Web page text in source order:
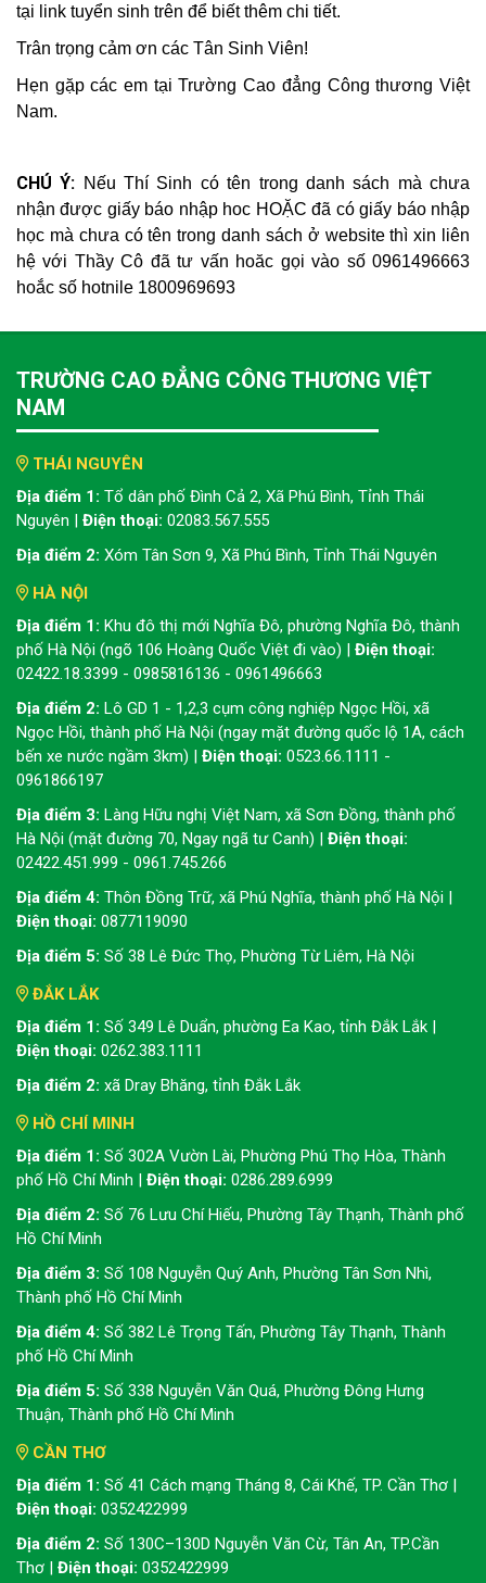
tại link tuyển sinh trên để biết thêm chi tiết.
Trân trọng cảm ơn các Tân Sinh Viên!
Hẹn gặp các em tại Trường Cao đẳng Công thương Việt
Nam.
CHÚ Ý: Nếu Thí Sinh có tên trong danh sách mà chưa
nhận được giấy báo nhập hoc HOẶC đã có giấy báo nhập
học mà chưa có tên trong danh sách ở website thì xin liên
hệ với Thầy Cô đã tư vấn hoăc gọi vào số 0961496663
hoắc số hotnile 1800969693
TRƯỜNG CAO ĐẲNG CÔNG THƯƠNG VIỆT
NAM
THÁI NGUYÊN
Địa điểm 1: Tổ dân phố Đình Cả 2, Xã Phú Bình, Tỉnh Thái
Nguyên | Điện thoại: 02083.567.555
Địa điểm 2: Xóm Tân Sơn 9, Xã Phú Bình, Tỉnh Thái Nguyên
HÀ NỘI
Địa điểm 1: Khu đô thị mới Nghĩa Đô, phường Nghĩa Đô, thành
phố Hà Nội (ngõ 106 Hoàng Quốc Việt đi vào) | Điện thoại:
02422.18.3399 - 0985816136 - 0961496663
Địa điểm 2: Lô GD 1 - 1,2,3 cụm công nghiệp Ngọc Hồi, xã
Ngọc Hồi, thành phố Hà Nội (ngay mặt đường quốc lộ 1A, cách
bến xe nước ngầm 3km) | Điện thoại: 0523.66.1111 -
0961866197
Địa điểm 3: Làng Hữu nghị Việt Nam, xã Sơn Đồng, thành phố
Hà Nội (mặt đường 70, Ngay ngã tư Canh) | Điện thoại:
02422.451.999 - 0961.745.266
Địa điểm 4: Thôn Đồng Trữ, xã Phú Nghĩa, thành phố Hà Nội |
Điện thoại: 0877119090
Địa điểm 5: Số 38 Lê Đức Thọ, Phường Từ Liêm, Hà Nội
ĐẮK LẮK
Địa điểm 1: Số 349 Lê Duẩn, phường Ea Kao, tỉnh Đắk Lắk |
Điện thoại: 0262.383.1111
Địa điểm 2: xã Dray Bhăng, tỉnh Đắk Lắk
HỒ CHÍ MINH
Địa điểm 1: Số 302A Vườn Lài, Phường Phú Thọ Hòa, Thành
phố Hồ Chí Minh | Điện thoại: 0286.289.6999
Địa điểm 2: Số 76 Lưu Chí Hiếu, Phường Tây Thạnh, Thành phố
Hồ Chí Minh
Địa điểm 3: Số 108 Nguyễn Quý Anh, Phường Tân Sơn Nhì,
Thành phố Hồ Chí Minh
Địa điểm 4: Số 382 Lê Trọng Tấn, Phường Tây Thạnh, Thành
phố Hồ Chí Minh
Địa điểm 5: Số 338 Nguyễn Văn Quá, Phường Đông Hưng
Thuận, Thành phố Hồ Chí Minh
CẦN THƠ
Địa điểm 1: Số 41 Cách mạng Tháng 8, Cái Khế, TP. Cần Thơ |
Điện thoại: 0352422999
Địa điểm 2: Số 130C–130D Nguyễn Văn Cừ, Tân An, TP.Cần
Thơ | Điện thoại: 0352422999